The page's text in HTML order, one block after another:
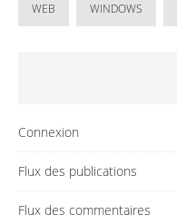
WEB WINDOWS
Connexion
Flux des publications
Flux des commentaires